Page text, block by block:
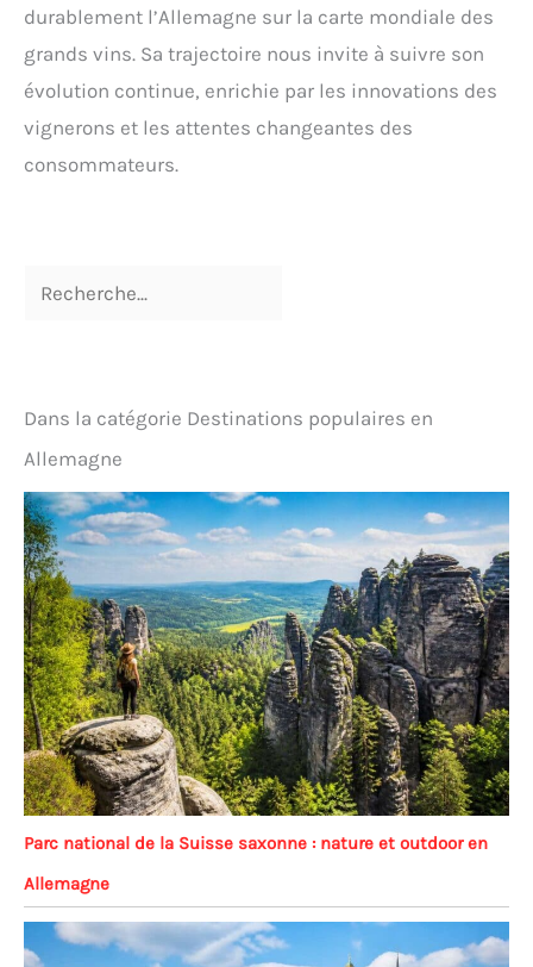
durablement l’Allemagne sur la carte mondiale des
grands vins. Sa trajectoire nous invite à suivre son
évolution continue, enrichie par les innovations des
vignerons et les attentes changeantes des
consommateurs.
Dans la catégorie Destinations populaires en
Allemagne
Parc national de la Suisse saxonne : nature et outdoor en
Allemagne